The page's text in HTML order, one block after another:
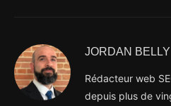
JORDAN BELLY
Rédacteur web
depuis plus de